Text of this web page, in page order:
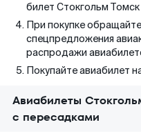
билет Стокгольм
При покупке
спецпредложения
распродажи
Покупайте авиабилет
Авиабилеты
с пересадками